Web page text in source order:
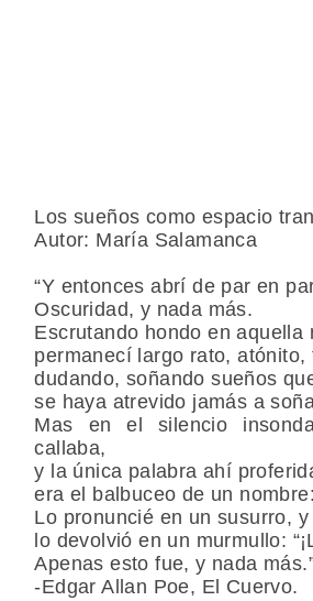
Los sueños como espacio
Autor: María Salamanca
“Y entonces abrí de par en
Oscuridad, y nada más.
Escrutando hondo en aquella
permanecí largo rato, atónito,
dudando, soñando sueños
se haya atrevido jamás a
Mas en el silencio
callaba,
y la única palabra ahí
era el balbuceo de un
Lo pronuncié en un susurro,
lo devolvió en un murmullo:
Apenas esto fue, y nada
-Edgar Allan Poe, El Cuervo.